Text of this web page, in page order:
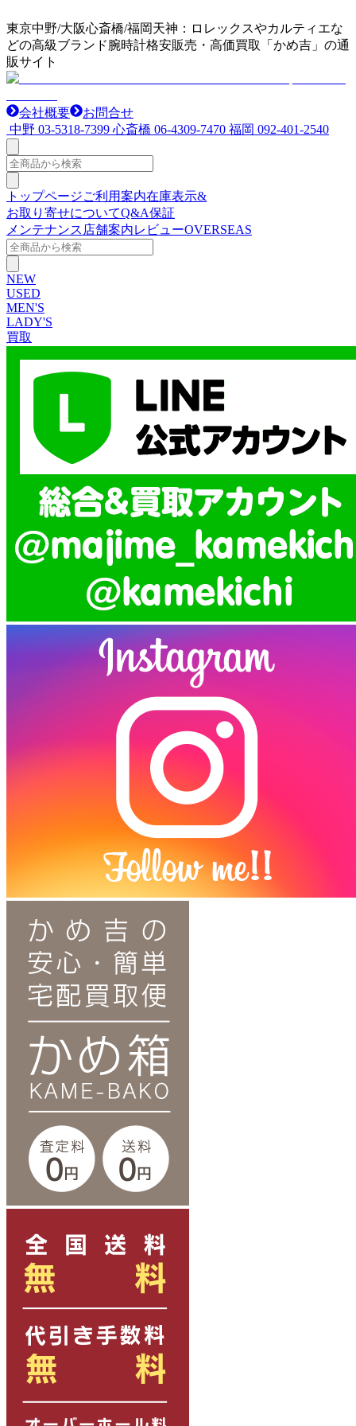
東京中野/大阪心斎橋/福岡天神：ロレックスやカルティエな
どの高級ブランド腕時計格安販売・高価買取「かめ吉」の通
販サイト
会社概要
お問合せ
中野 03-5318-7399 心斎橋 06-4309-7470 福岡 092-401-2540
トップページご利用案内在庫表示&
お取り寄せについてQ&A保証
メンテナンス 店舗案内レビューOVERSEAS
NEW
USED
MEN'S
LADY'S
買取